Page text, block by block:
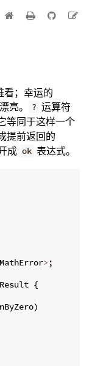
；幸运的
亮。 ? 运算符
等同于这样一个
提前返回的
成 ok 表达式。
MathError> ;
{
)